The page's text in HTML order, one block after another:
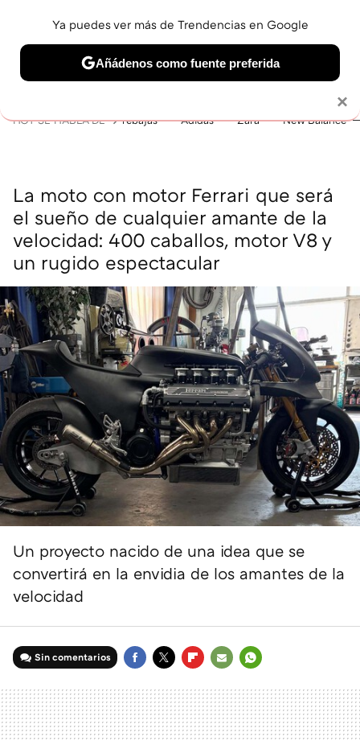
BELLEZA SHOPPING VIAJES GASTRO SNEAKERS
HOY SE HABLA DE rebajas Adidas Zara New Balance
La moto con motor Ferrari que será
el sueño de cualquier amante de la
velocidad: 400 caballos, motor V8 y
un rugido espectacular
Un proyecto nacido de una idea que se
convertirá en la envidia de los amantes de la
velocidad
Sin comentarios
MAIL
×
Ya puedes ver más de Trendencias en Google
Añádenos como fuente preferida